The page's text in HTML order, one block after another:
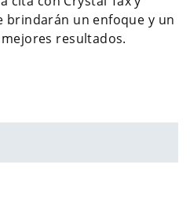
brindarán un enfoque y un
resultados.